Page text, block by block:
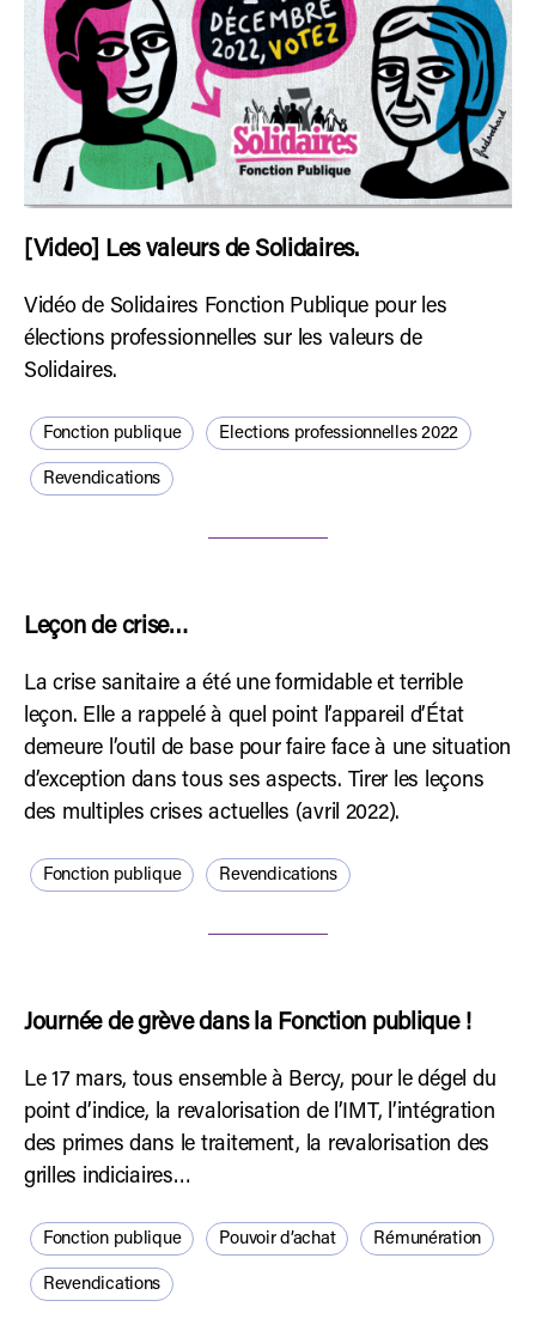
[Video] Les valeurs de Solidaires.
Vidéo de Solidaires Fonction Publique pour les
élections professionnelles sur les valeurs de
Solidaires.
Fonction publique Elections professionnelles 2022
Revendications
Leçon de crise…
La crise sanitaire a été une formidable et terrible
leçon. Elle a rappelé à quel point l’appareil d’État
demeure l’outil de base pour faire face à une situation
d’exception dans tous ses aspects. Tirer les leçons
des multiples crises actuelles (avril 2022).
Fonction publique Revendications
Journée de grève dans la Fonction publique !
Le 17 mars, tous ensemble à Bercy, pour le dégel du
point d’indice, la revalorisation de l’IMT, l’intégration
des primes dans le traitement, la revalorisation des
grilles indiciaires…
Fonction publique Pouvoir d’achat Rémunération
Revendications